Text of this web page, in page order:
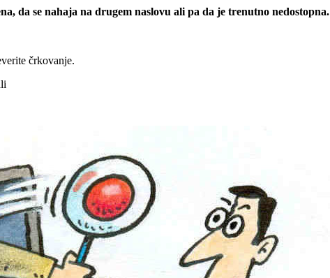
da se nahaja na drugem naslovu ali pa da je trenutno nedostopna.
črkovanje.